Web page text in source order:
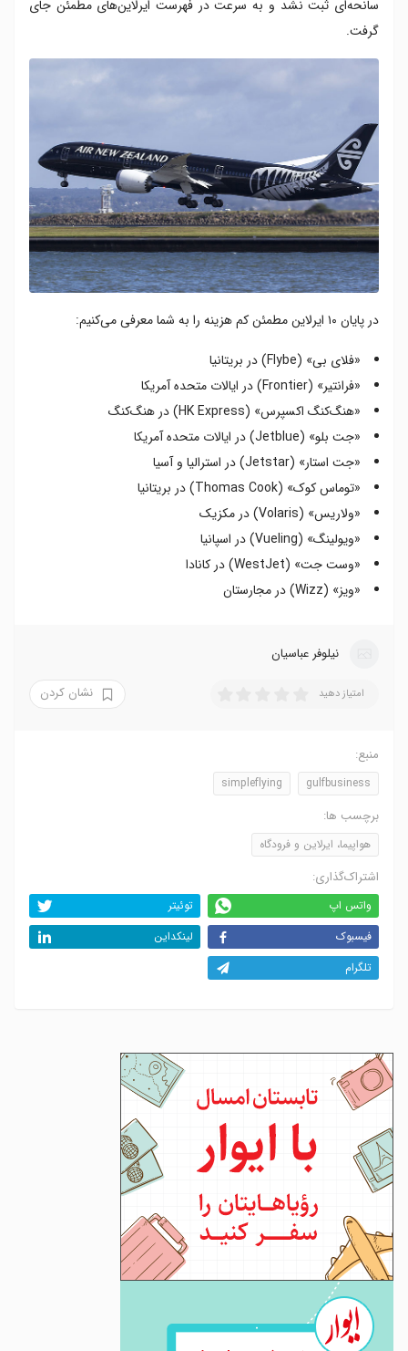
سانحه‌ای ثبت نشد و به سرعت در فهرست ایرلاین‌های مطمئن جای
گرفت.
در پایان ۱۰ ایرلاین مطمئن کم هزینه را به شما معرفی می‌کنیم:
«فلای‌ بی» (Flybe) در بریتانیا
«فرانتیر» (Frontier) در ایالات متحده آمریکا
«هنگ‌کنگ اکسپرس» (HK Express) در هنگ‌کنگ
«جت‌ بلو» (Jetblue) در ایالات متحده آمریکا
«جت استار» (Jetstar) در استرالیا و آسیا
«توماس کوک» (Thomas Cook) در بریتانیا
«ولاریس» (Volaris) در مکزیک
«ویولینگ» (Vueling) در اسپانیا
«وست جت» (WestJet) در کانادا
«ویز» (Wizz) در مجارستان
نیلوفر عباسیان
امتیاز دهید نشان کردن
منبع:
gulfbusiness
simpleflying
برچسب ها:
هواپیما، ایرلاین و فرودگاه
اشتراک‌گذاری:
واتس اپ
توئیتر
فیسبوک
لینکداین
تلگرام